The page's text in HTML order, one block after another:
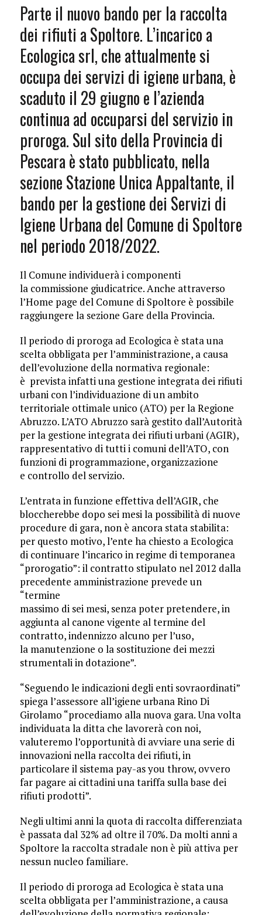
Parte il nuovo bando per la raccolta
dei rifiuti a Spoltore. L’incarico a
Ecologica srl, che attualmente si
occupa dei servizi di igiene urbana, è
scaduto il 29 giugno e l’azienda
continua ad occuparsi del servizio in
proroga. Sul sito della Provincia di
Pescara è stato pubblicato, nella
sezione Stazione Unica Appaltante, il
bando per la gestione dei Servizi di
Igiene Urbana del Comune di Spoltore
nel periodo 2018/2022.
Il Comune individuerà i componenti
la commissione giudicatrice. Anche attraverso
l’Home page del Comune di Spoltore è possibile
raggiungere la sezione Gare della Provincia.
Il periodo di proroga ad Ecologica è stata una
scelta obbligata per l’amministrazione, a causa
dell’evoluzione della normativa regionale:
è prevista infatti una gestione integrata dei rifiuti
urbani con l’individuazione di un ambito
territoriale ottimale unico (ATO) per la Regione
Abruzzo. L’ATO Abruzzo sarà gestito dall’Autorità
per la gestione integrata dei rifiuti urbani (AGIR),
rappresentativo di tutti i comuni dell’ATO, con
funzioni di programmazione, organizzazione
e controllo del servizio.
L’entrata in funzione effettiva dell’AGIR, che
bloccherebbe dopo sei mesi la possibilità di nuove
procedure di gara, non è ancora stata stabilita:
per questo motivo, l’ente ha chiesto a Ecologica
di continuare l’incarico in regime di temporanea
“prorogatio”: il contratto stipulato nel 2012 dalla
precedente amministrazione prevede un
“termine
massimo di sei mesi, senza poter pretendere, in
aggiunta al canone vigente al termine del
contratto, indennizzo alcuno per l’uso,
la manutenzione o la sostituzione dei mezzi
strumentali in dotazione”.
“Seguendo le indicazioni degli enti sovraordinati”
spiega l’assessore all’igiene urbana Rino Di
Girolamo “procediamo alla nuova gara. Una volta
individuata la ditta che lavorerà con noi,
valuteremo l’opportunità di avviare una serie di
innovazioni nella raccolta dei rifiuti, in
particolare il sistema pay-as you throw, ovvero
far pagare ai cittadini una tariffa sulla base dei
rifiuti prodotti”.
Negli ultimi anni la quota di raccolta differenziata
è passata dal 32% ad oltre il 70%. Da molti anni a
Spoltore la raccolta stradale non è più attiva per
nessun nucleo familiare.
Il periodo di proroga ad Ecologica è stata una
scelta obbligata per l’amministrazione, a causa